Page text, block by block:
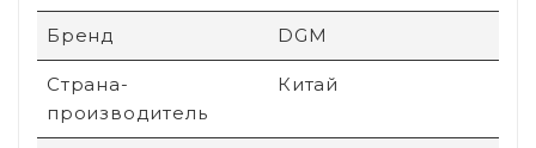
Бренд DGM
Страна-
производитель
Китай